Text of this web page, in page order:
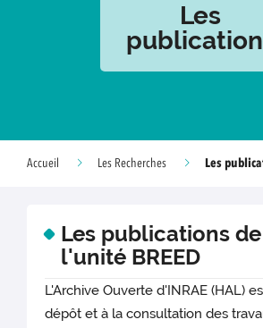
Les
Accueil Les Recherches Les
Les publications de
l'unité BREED
L'Archive Ouverte d'INRAE (HAL)
dépôt et à la consultation des